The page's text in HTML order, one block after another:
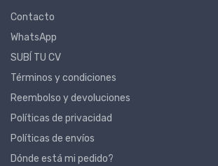
Contacto
WhatsApp
SUBÍ TU CV
Términos y condiciones
Reembolso y devoluciones
Políticas de privacidad
Políticas de envíos
Dónde está mi pedido?